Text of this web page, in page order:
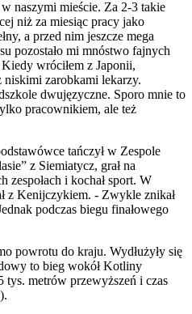
naszymi mieście. Za 2-3 takie
niż za miesiąc pracy jako
a przed nim jeszcze mega
pozostało mi mnóstwo fajnych
wróciłem z Japonii,
niskimi zarobkami lekarzy.
dwujęzyczne. Sporo mnie to
pracownikiem, ale też
tańczył w Zespole
z Siemiatycz, grał na
zespołach i kochał sport. W
z Kenijczykiem. - Zwykle znikał
podczas biegu finałowego
powrotu do kraju. Wydłużyły się
to bieg wokół Kotliny
tys. metrów przewyższeń i czas